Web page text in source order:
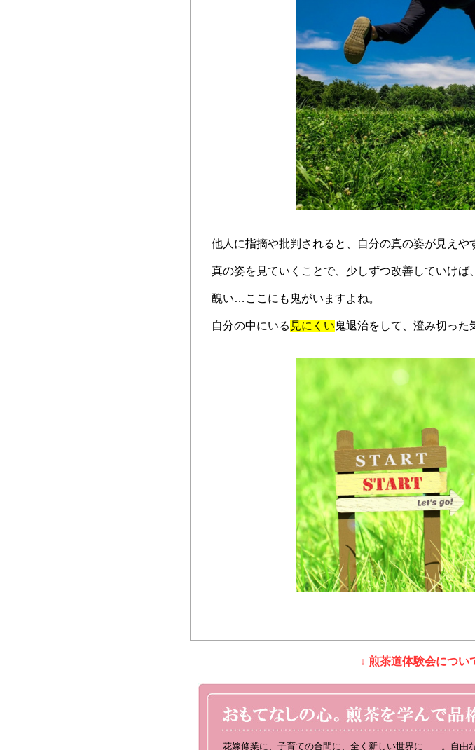
他人に指摘や批判されると、自分の真の姿が見えや
真の姿を見ていくことで、少しずつ改善していけば
醜い…ここにも鬼がいますよね。
自分の中にいる 見にくい鬼退治をして、澄み切った
↓ 煎茶道体験会につい
花嫁修業に、子育ての合間に、全く新しい世界に……。自由